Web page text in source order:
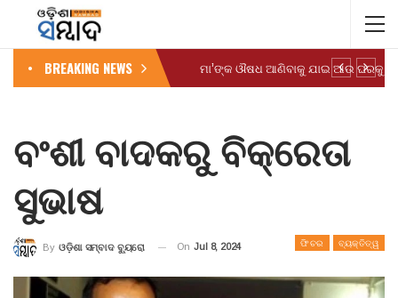
BREAKING NEWS
ବଂଶୀ ବାଦକରୁ ବିକ୍ରେତା
ସୁଭାଷ
ଫିଚର ବ୍ୟକ୍ତିତ୍ୱ
By ଓଡ଼ିଶା ସମ୍ବାଦ ବ୍ୟୁରୋ On Jul 8, 2024